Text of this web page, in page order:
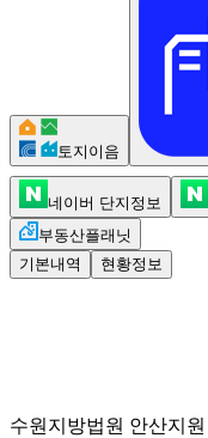
토지이음
네이버 단지정보
부동산플래닛
기본내역
현황정보
수원지방법원 안산지원